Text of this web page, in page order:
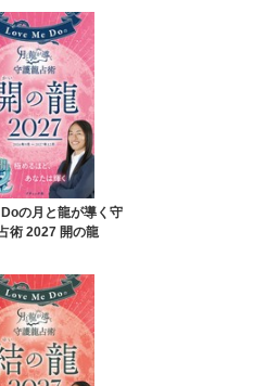
の月と龍が導く守
術 2027 開の龍